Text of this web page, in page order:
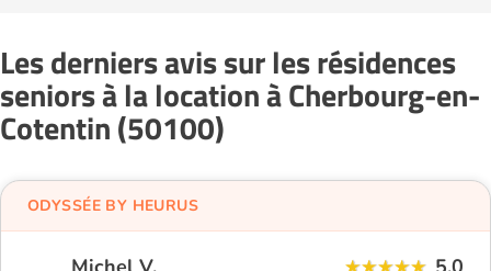
Les derniers avis sur les résidences
seniors à la location à Cherbourg-en-
Cotentin (50100)
ODYSSÉE BY HEURUS